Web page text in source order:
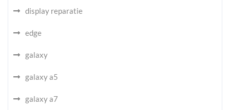
display reparatie
edge
galaxy
galaxy a5
galaxy a7